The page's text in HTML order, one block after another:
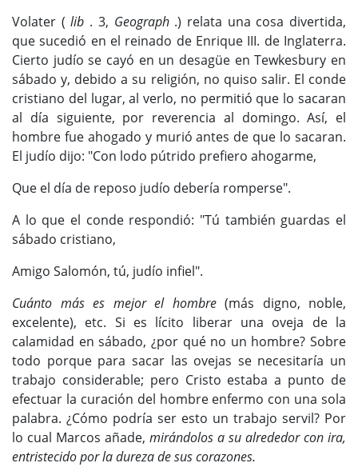
Volater (lib . 3, Geograph.) relata una cosa divertida,
que sucedió en el reinado de Enrique III. de Inglaterra.
Cierto judío se cayó en un desagüe en Tewkesbury en
sábado y, debido a su religión, no quiso salir. El conde
cristiano del lugar, al verlo, no permitió que lo sacaran
al día siguiente, por reverencia al domingo. Así, el
hombre fue ahogado y murió antes de que lo sacaran.
El judío dijo: "Con lodo pútrido prefiero ahogarme,
Que el día de reposo judío debería romperse".
A lo que el conde respondió: "Tú también guardas el
sábado cristiano,
Amigo Salomón, tú, judío infiel".
Cuánto más es mejor el hombre(más digno, noble,
excelente), etc. Si es lícito liberar una oveja de la
calamidad en sábado, ¿por qué no un hombre? Sobre
todo porque para sacar las ovejas se necesitaría un
trabajo considerable; pero Cristo estaba a punto de
efectuar la curación del hombre enfermo con una sola
palabra. ¿Cómo podría ser esto un trabajo servil? Por
lo cual Marcos añade, mirándolos a su alrededor con ira,
entristecido por la dureza de sus corazones.